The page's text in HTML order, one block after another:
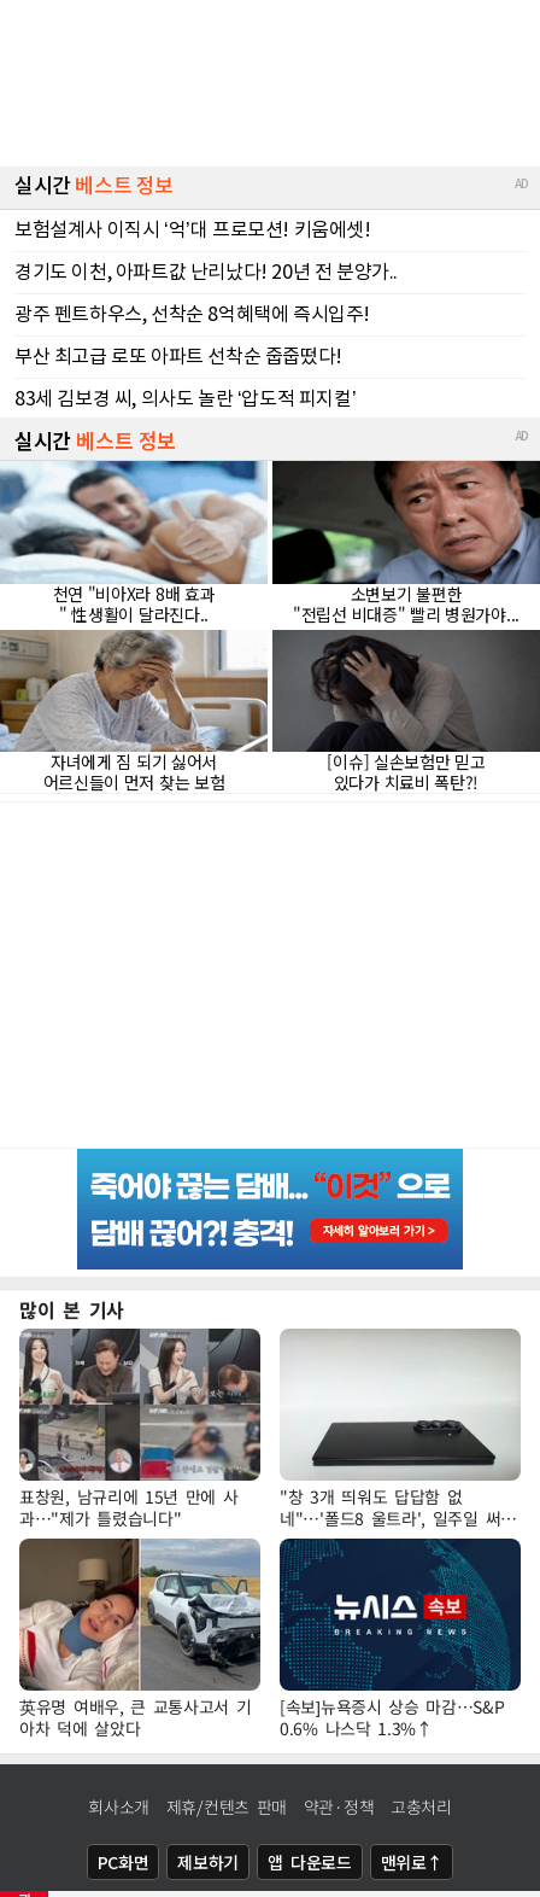
많이 본 기사
표창원, 남규리에 15년 만에 사
과…"제가 틀렸습니다"
"창 3개 띄워도 답답함 없
네"…'폴드8 울트라', 일주일 써보
니
英유명 여배우, 큰 교통사고서 기
아차 덕에 살았다
[속보]뉴욕증시 상승 마감…S&P
0.6% 나스닥 1.3%↑
회사소개 제휴/컨텐츠 판매 약관·정책 고충처리
PC화면 제보하기 앱 다운로드 맨위로↑